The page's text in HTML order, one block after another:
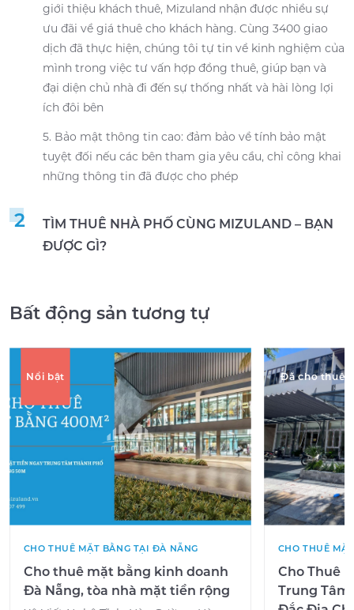
giới thiệu khách thuê, Mizuland nhận được nhiều sự
ưu đãi về giá thuê cho khách hàng. Cùng 3400 giao
dịch đã thực hiện, chúng tôi tự tin về kinh nghiệm của
mình trong việc tư vấn hợp đồng thuê, giúp bạn và
đại diện chủ nhà đi đến sự thống nhất và hài lòng lợi
ích đôi bên
5. Bảo mật thông tin cao: đảm bảo về tính bảo mật
tuyệt đối nếu các bên tham gia yêu cầu, chỉ công khai
những thông tin đã được cho phép
2
TÌM THUÊ NHÀ PHỐ CÙNG MIZULAND – BẠN
ĐƯỢC GÌ?
Bất động sản tương tự
Nổi bật
CHO THUÊ MẶT BẰNG TẠI ĐÀ NẴNG
Cho thuê mặt bằng kinh doanh
Đà Nẵng, tòa nhà mặt tiền rộng
Đã cho thuê
CHO THUÊ
Cho Thuê
Trung Tâm